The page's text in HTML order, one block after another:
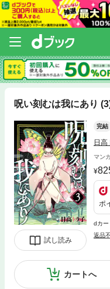
呪い刻むは我にあり
試し読み
完結
日高
マン
ポ
dカー
返品
カートへ